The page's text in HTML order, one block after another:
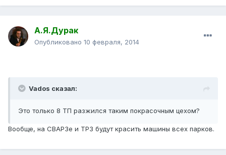
А.Я.Дурак
Опубликовано 10 февраля, 2014
Vados сказал:
Это только 8 ТП разжился таким покрасочным цехом?
Вообще, на СВАРЗе и ТРЗ будут красить машины всех парков.